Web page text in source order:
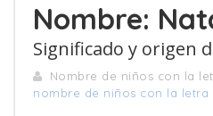
Nombre:
Significado y origen
Nombre de niños con la
nombre de niños con la letra